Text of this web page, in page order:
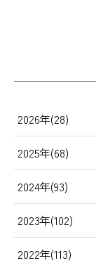
2026年(28)
2025年(68)
2024年(93)
2023年(102)
2022年(113)